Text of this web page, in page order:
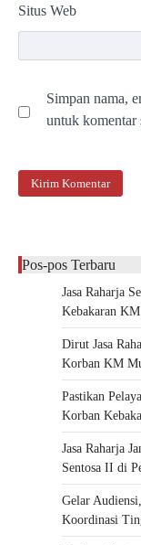
Situs Web
Simpan nama,
untuk komentar
Pos-pos Terbaru
Jasa Raharja
Kebakaran
Dirut Jasa
Korban KM
Pastikan
Korban
Jasa Raharja
Sentosa II di
Gelar
Koordinasi